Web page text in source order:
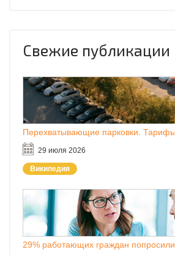
Свежие публикации
Перехватывающие парковки.
29 июля 2026
Википедия
29% работающих граждан